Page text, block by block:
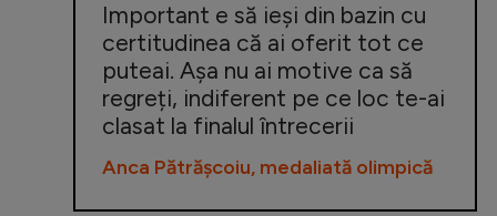
Important e să ieși din bazin cu
certitudinea că ai oferit tot ce
puteai. Așa nu ai motive ca să
regreți, indiferent pe ce loc te-ai
clasat la finalul întrecerii
Anca Pătrășcoiu, medaliată olimpică